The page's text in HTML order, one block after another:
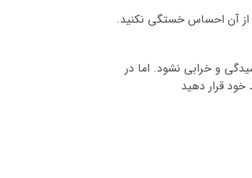
آن احساس خستگی نکنید.
و خرابی نشود. اما در
قرار دهید